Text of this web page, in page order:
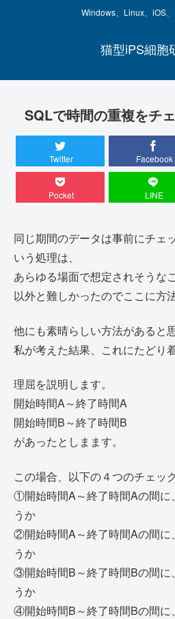
Windows、Linux、iOS
猫型iPS細胞
SQLで時間の重複をチ
Twitter Facebook
Pocket LINE
同じ期間のデータは事前にチェ
いう処理は、
あらゆる場面で想定されそうな
以外と難しかったのでここに方
他にも素晴らしい方法があると
私が考えた結果、これにたどり
理屈を説明します。
開始時間A～終了時間A
開始時間B～終了時間B
があったとしまます。
この場合、以下の４つのチェッ
①開始時間A～終了時間Aの間に
うか
②開始時間A～終了時間Aの間に
うか
③開始時間B～終了時間Bの間に
うか
④開始時間B～終了時間Bの間に